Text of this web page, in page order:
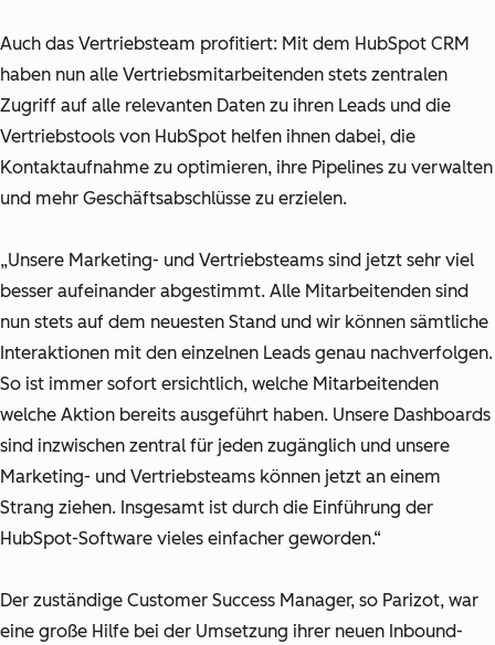
Auch das Vertriebsteam profitiert: Mit dem HubSpot CRM
haben nun alle Vertriebsmitarbeitenden stets zentralen
Zugriff auf alle relevanten Daten zu ihren Leads und die
Vertriebstools von HubSpot helfen ihnen dabei, die
Kontaktaufnahme zu optimieren, ihre Pipelines zu verwalten
und mehr Geschäftsabschlüsse zu erzielen.
„Unsere Marketing- und Vertriebsteams sind jetzt sehr viel
besser aufeinander abgestimmt. Alle Mitarbeitenden sind
nun stets auf dem neuesten Stand und wir können sämtliche
Interaktionen mit den einzelnen Leads genau nachverfolgen.
So ist immer sofort ersichtlich, welche Mitarbeitenden
welche Aktion bereits ausgeführt haben. Unsere Dashboards
sind inzwischen zentral für jeden zugänglich und unsere
Marketing- und Vertriebsteams können jetzt an einem
Strang ziehen. Insgesamt ist durch die Einführung der
HubSpot-Software vieles einfacher geworden.“
Der zuständige Customer Success Manager, so Parizot, war
eine große Hilfe bei der Umsetzung ihrer neuen Inbound-